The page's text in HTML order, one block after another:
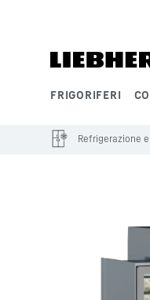
FRIGORIFERI
Refrigerazione